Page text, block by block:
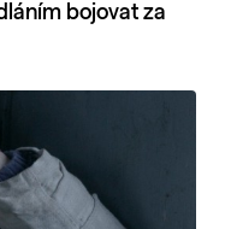
bojovat za